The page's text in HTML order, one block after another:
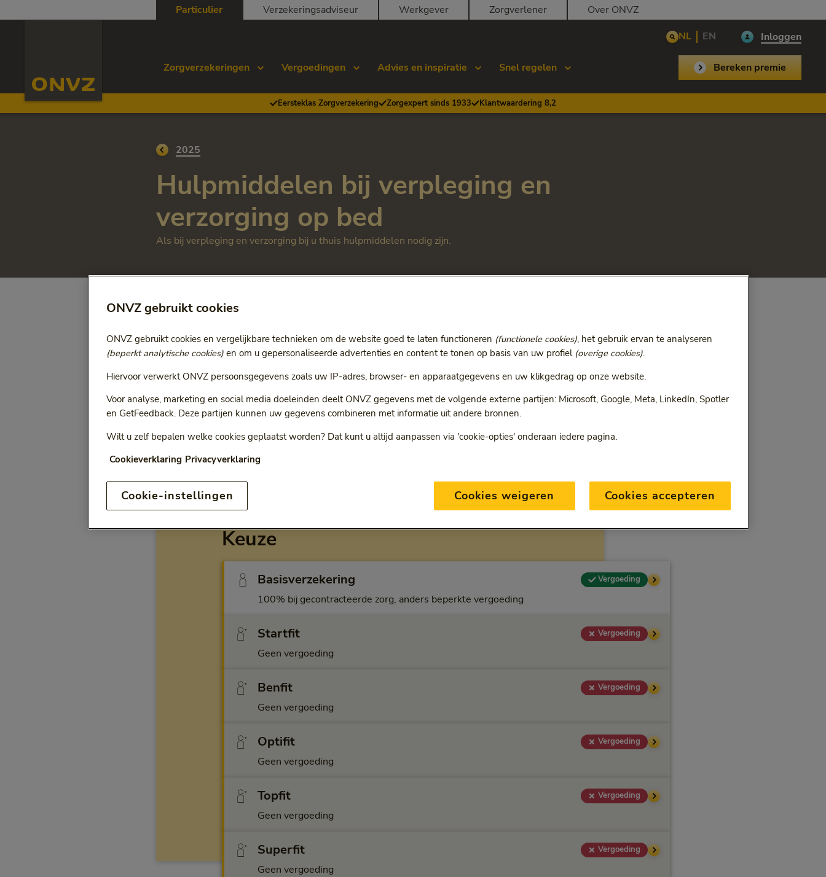
Particulier Verzekeringsadviseur Werkgever Zorgverlener
Over ONVZ
NL EN Inloggen
Zorgverzekeringen Vergoedingen Advies en inspiratie Snel regelen Bereken premie
Eersteklas Zorgverzekering Zorgexpert sinds 1933 Klantwaardering 8,2
Ga terug naar
2025
Hulpmiddelen bij verpleging en
verzorging op bed
Als bij verpleging en verzorging bij u thuis hulpmiddelen nodig zijn.
Selecteer jaar
Vergoeding voor:
Bij het kiezen van een optie volgt een doorgestuurde link.
ONVZ Vrije Keuze ONVZ Bewuste Keuze
Vergoeding per verzekering bij Vrije
Keuze
Basisverzekering Vergoeding
100% bij gecontracteerde zorg, anders beperkte vergoeding
Startfit Vergoeding
Geen vergoeding
Benfit Vergoeding
Geen vergoeding
Optifit Vergoeding
Geen vergoeding
Topfit Vergoeding
Geen vergoeding
Superfit Vergoeding
Geen vergoeding
ONVZ gebruikt cookies
ONVZ gebruikt cookies en vergelijkbare technieken om de website goed te laten functioneren (functionele cookies), het gebruik ervan te analyseren
(beperkt analytische cookies) en om u gepersonaliseerde advertenties en content te tonen op basis van uw profiel (overige cookies).
Hiervoor verwerkt ONVZ persoonsgegevens zoals uw IP-adres, browser- en apparaatgegevens en uw klikgedrag op onze website.
Voor analyse, marketing en social media doeleinden deelt ONVZ gegevens met de volgende externe partijen: Microsoft, Google, Meta, LinkedIn, Spotler
en GetFeedback. Deze partijen kunnen uw gegevens combineren met informatie uit andere bronnen.
Wilt u zelf bepalen welke cookies geplaatst worden? Dat kunt u altijd aanpassen via 'cookie-opties' onderaan iedere pagina.
Cookieverklaring Privacyverklaring
Cookie-instellingen Cookies weigeren Cookies accepteren